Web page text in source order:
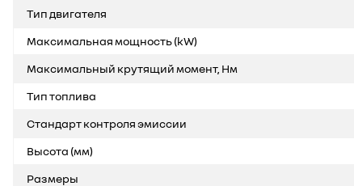
Тип двигателя
Максимальная мощность (kW)
Максимальный крутящий момент, Нм
Тип топлива
Стандарт контроля эмиссии
Высота (мм)
Размеры